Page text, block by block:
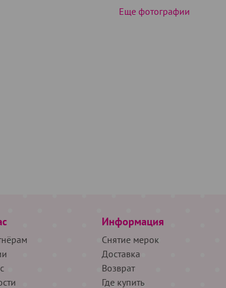
Еще фотографии
Информация
Снятие мерок
Доставка
Возврат
Где купить